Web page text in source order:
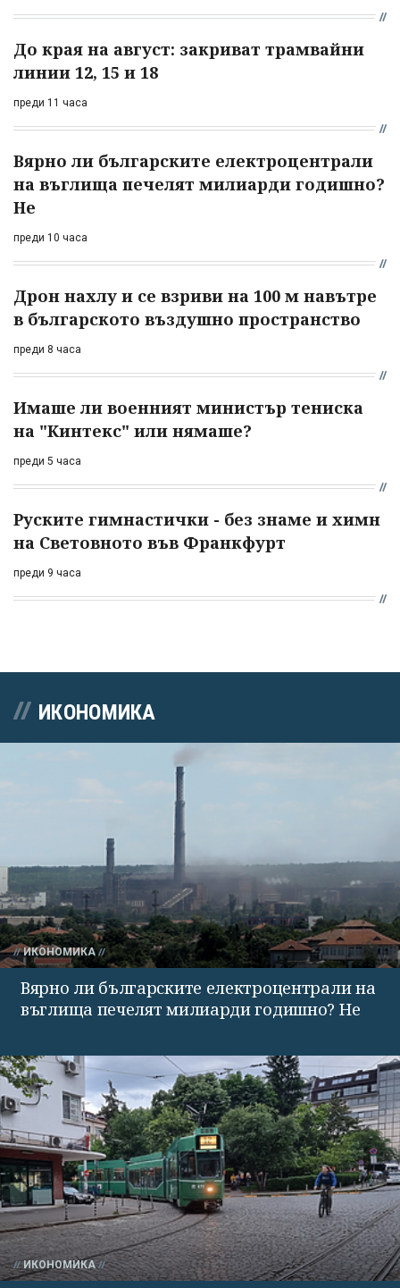
До края на август: закриват трамвайни
линии 12, 15 и 18
преди 11 часа
Вярно ли българските електроцентрали
на въглища печелят милиарди годишно?
Не
преди 10 часа
Дрон нахлу и се взриви на 100 м навътре
в българското въздушно пространство
преди 8 часа
Имаше ли военният министър тениска
на "Кинтекс" или нямаше?
преди 5 часа
Руските гимнастички - без знаме и химн
на Световното във Франкфурт
преди 9 часа
ИКОНОМИКА
ИКОНОМИКА
Вярно ли българските електроцентрали на
въглища печелят милиарди годишно? Не
ИКОНОМИКА